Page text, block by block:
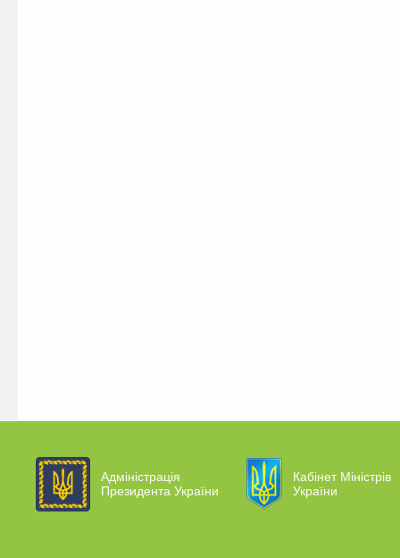
Адміністрація
Президента України
Кабінет Міністрів
України